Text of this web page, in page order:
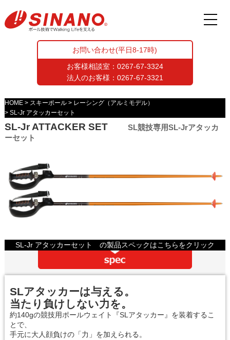
お問い合わせ(平日8-17時)
お客様相談室： 0267-67-3324
法人のお客様： 0267-67-3321
HOME スキーポール
レーシング（アルミモデル）
SL-Jr アタッカーセット
SL-Jr ATTACKER SET
SL競技専用SL-Jrアタッカ
ーセット
SL-Jr アタッカーセット の製品スペックはこちらをクリック
SLアタッカーは与える。
当たり負けしない力を。
約140gの競技用ポールウェイト『SLアタッカー』を装着するこ
とで、
手元に大人顔負けの「力」を加えられる。